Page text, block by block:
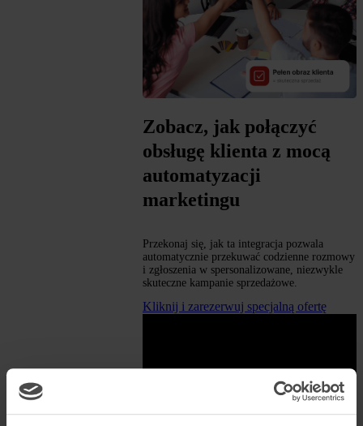
Zobacz, jak połączyć
obsługę klienta z mocą
automatyzacji
marketingu
Przekonaj się, jak ta integracja pozwala
automatycznie przekuwać codzienne rozmowy
i zgłoszenia w spersonalizowane, niezwykle
skuteczne kampanie sprzedażowe.
Kliknij i zarezerwuj specjalną ofertę